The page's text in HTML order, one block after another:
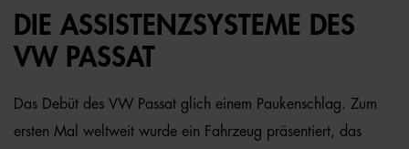
DIE ASSISTENZSYSTEME DES
VW PASSAT
Das Debüt des VW Passat glich einem Paukenschlag. Zum
ersten Mal weltweit wurde ein Fahrzeug präsentiert, das